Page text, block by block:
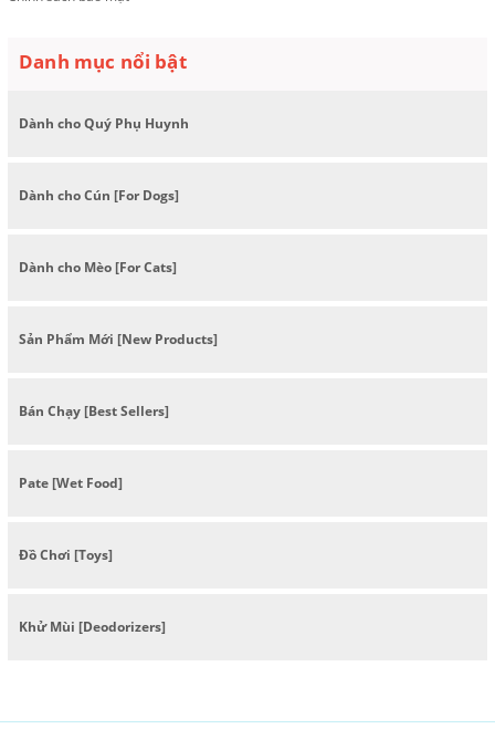
Danh mục nổi bật
Dành cho Quý Phụ Huynh
Dành cho Cún [For Dogs]
Dành cho Mèo [For Cats]
Sản Phẩm Mới [New Products]
Bán Chạy [Best Sellers]
Pate [Wet Food]
Đồ Chơi [Toys]
Khử Mùi [Deodorizers]